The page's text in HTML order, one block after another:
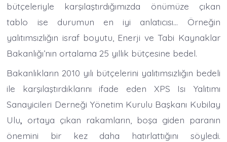
bütçeleriyle karşılaştırdığımızda önümüze çıkan
tablo ise durumun en iyi anlatıcısı… Örneğin
yalıtımsızlığın israf boyutu, Enerji ve Tabi Kaynaklar
Bakanlığı’nın ortalama 25 yıllık bütçesine bedel.
Bakanlıkların 2010 yılı bütçelerini yalıtımsızlığın bedeli
ile karşılaştırdıklarını ifade eden XPS Isı Yalıtımı
Sanayicileri Derneği Yönetim Kurulu Başkanı Kubilay
Ulu, ortaya çıkan rakamların, boşa giden paranın
önemini bir kez daha hatırlattığını söyledi.